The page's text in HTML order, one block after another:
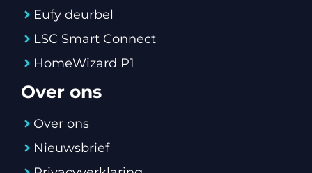
Eufy deurbel
LSC Smart Connect
HomeWizard P1
Over ons
Over ons
Nieuwsbrief